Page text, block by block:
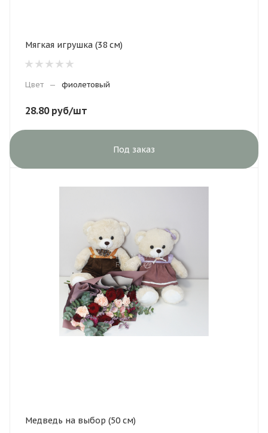
Мягкая игрушка (38 см)
Цвет — фиолетовый
28.80руб/шт
Под заказ
Медведь на выбор (50 см)